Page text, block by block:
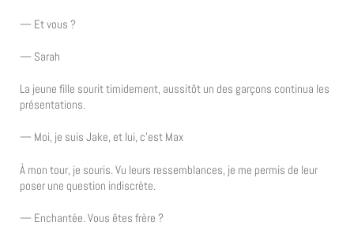
— Et vous ?
— Sarah
La jeune fille sourit timidement, aussitôt un des garçons continua les
présentations.
— Moi, je suis Jake, et lui, c’est Max
À mon tour, je souris. Vu leurs ressemblances, je me permis de leur
poser une question indiscrète.
— Enchantée. Vous êtes frère ?